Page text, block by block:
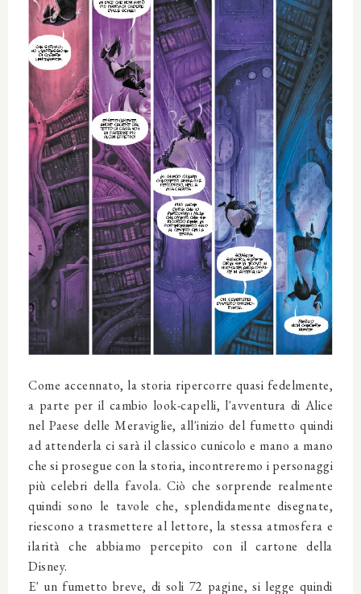
Come accennato, la storia ripercorre quasi fedelmente,
a parte per il cambio look-capelli, l'avventura di Alice
nel Paese delle Meraviglie, all'inizio del fumetto quindi
ad attenderla ci sarà il classico cunicolo e mano a mano
che si prosegue con la storia, incontreremo i personaggi
più celebri della favola. Ciò che sorprende realmente
quindi sono le tavole che, splendidamente disegnate,
riescono a trasmettere al lettore, la stessa atmosfera e
ilarità che abbiamo percepito con il cartone della
Disney.
E' un fumetto breve, di soli 72 pagine, si legge quindi